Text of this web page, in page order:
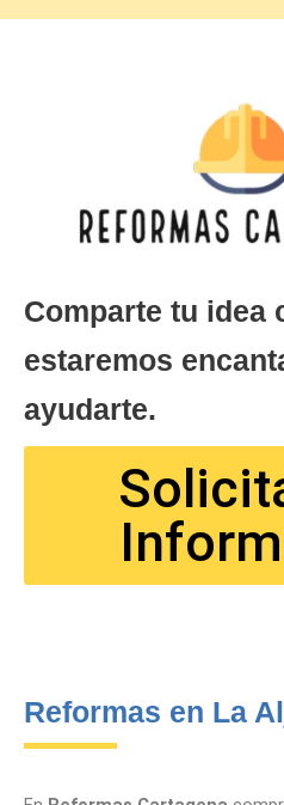
Comparte tu idea
estaremos
ayudarte.
Reformas en La